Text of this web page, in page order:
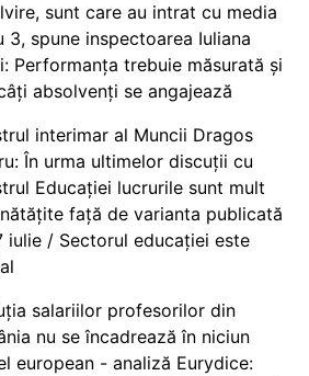
sunt care au intrat cu media
3, spune inspectoarea Iuliana
Performanța trebuie măsurată și
absolvenți se angajează
interimar al Muncii Dragos
În urma ultimelor discuții cu
Educației lucrurile sunt mult
față de varianta publicată
iulie / Sectorul educației este
salariilor profesorilor din
nu se încadrează în niciun
european - analiză Eurydice: